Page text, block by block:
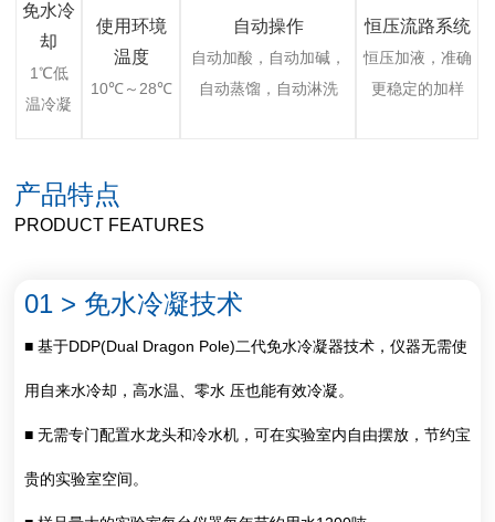
免水冷
却
1℃低
温冷凝
使用环境
温度
10℃～28℃
自动操作
自动加酸，自动加碱，
自动蒸馏，自动淋洗
恒压流路系统
恒压加液，准确
更稳定的加样
产品特点
PRODUCT FEATURES
01 > 免水冷凝技术
■ 基于DDP(Dual Dragon Pole)二代免水冷凝器技术，仪器无需使
用自来水冷却，高水温、零水 压也能有效冷凝。
■ 无需专门配置水龙头和冷水机，可在实验室内自由摆放，节约宝
贵的实验室空间。